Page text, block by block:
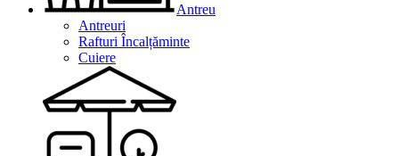
Antreu
Antreuri
Rafturi Încalțăminte
Cuiere